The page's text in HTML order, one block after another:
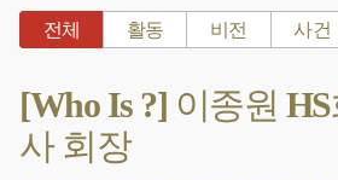
전체 활동 비전 사건
[Who Is ?] 이종원
사 회장